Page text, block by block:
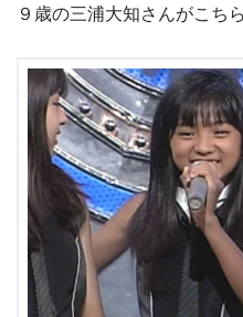
９歳の三浦大知さんがこちら